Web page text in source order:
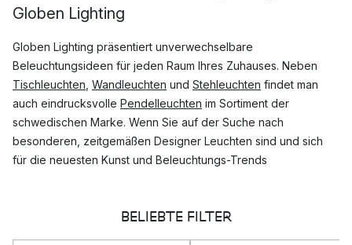
Globen Lighting
Globen Lighting präsentiert unverwechselbare
Beleuchtungsideen für jeden Raum Ihres Zuhauses. Neben
Tischleuchten Wandleuchten und Stehleuchten findet man
auch eindrucksvolle Pendelleuchten im Sortiment der
schwedischen Marke. Wenn Sie auf der Suche nach
besonderen, zeitgemäßen Designer Leuchten sind und sich
für die neuesten Kunst und Beleuchtungs-Trends
Welche Lampen Kollektionen von Globen
BELIEBTE FILTER